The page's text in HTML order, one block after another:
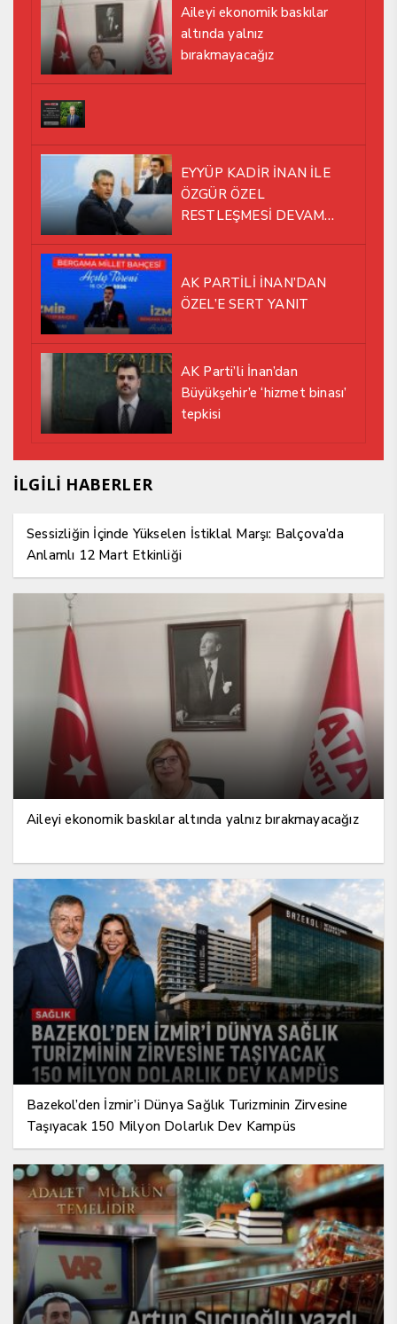
Aileyi ekonomik baskılar
altında yalnız
bırakmayacağız
EYYÜP KADİR İNAN İLE
ÖZGÜR ÖZEL
RESTLEŞMESİ DEVAM
AK PARTİLİ İNAN’DAN
ÖZEL’E SERT YANIT
AK Parti’li İnan’dan
Büyükşehir’e ‘hizmet binası’
tepkisi
İLGİLİ HABERLER
Sessizliğin İçinde Yükselen İstiklal Marşı: Balçova’da
Anlamlı 12 Mart Etkinliği
Aileyi ekonomik baskılar altında yalnız bırakmayacağız
Bazekol’den İzmir’i Dünya Sağlık Turizminin Zirvesine
Taşıyacak 150 Milyon Dolarlık Dev Kampüs